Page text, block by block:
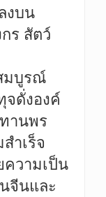
งบน
ร สัตว์
มบูรณ์
จดั่งองค์
านพร
ำเร็จ
ความเป็น
จีนและ